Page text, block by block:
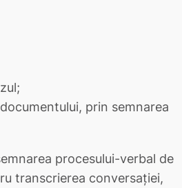
prin semnarea
procesului-verbal de
transcrierea conversației,